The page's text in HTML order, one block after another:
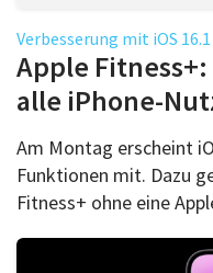
Verbesserung mit iOS 16.1
Apple
alle iPhone-
Am Montag erscheint
Funktionen mit. Dazu
Fitness+ ohne eine